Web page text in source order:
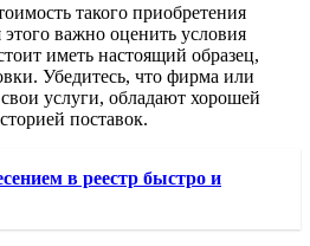
такого приобретения
важно оценить условия
иметь настоящий образец,
Убедитесь, что фирма или
услуги, обладают хорошей
поставок.
в реестр быстро и